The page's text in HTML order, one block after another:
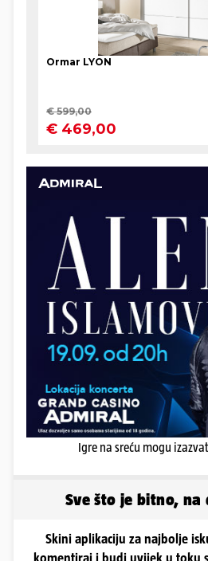
Igre na sreću mogu
Sve što je bitno, na
Skini aplikaciju za najbolje
komentiraj i budi uvijek u toku